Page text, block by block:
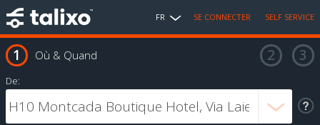
FR SE CONNECTER SELF SERVICE
Où & Quand
De: